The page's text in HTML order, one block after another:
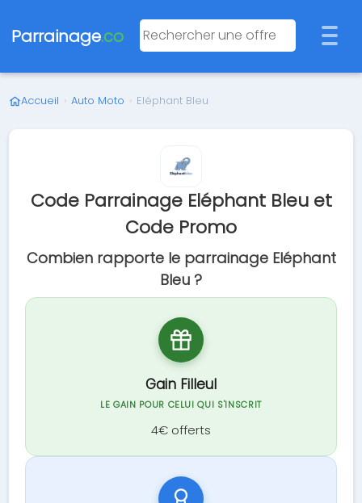
Parrainage.co
Accueil › Auto Moto › Eléphant Bleu
Code Parrainage Eléphant Bleu et
Code Promo
Combien rapporte le parrainage Eléphant
Bleu ?
Gain Filleul
LE GAIN POUR CELUI QUI S'INSCRIT
4€ offerts